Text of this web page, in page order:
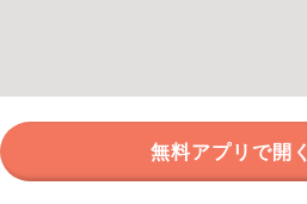
無料アプリで開く